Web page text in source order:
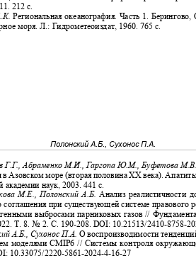
212 с.
Региональная океанография. Часть 1.
моря. Л.: Гидрометеоиздат, 1960. 765 с.
Полонский А.Б., Сухонос П.А.
Г.Г., Абраменко М.И., Гаргопа Ю.М., Буфетова
в Азовском море (вторая половина XX века).
академии наук, 2003. 441 с.
М.Е., Полонский А.Б.Анализ реалистичности
соглашения при существующей системе правового
выбросами парниковых газов //
Т. 8. № 2. С. 190-208. DOI: 10.21513/2410-8758-
А.Б., Сухонос П.А. О воспроизводимости
моделями CMIP6 // Системы контроля
10.33075/2220-5861-2024-4-16-27